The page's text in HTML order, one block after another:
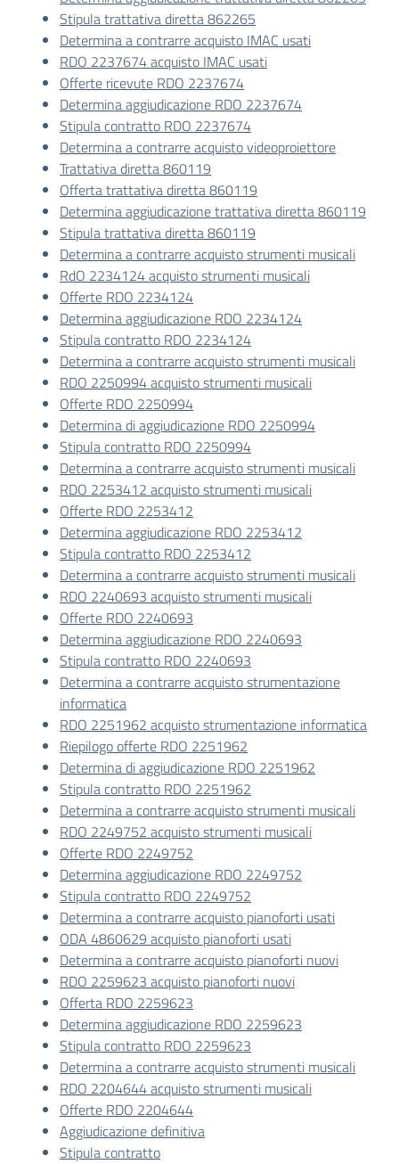
Stipula trattativa diretta 862265
Determina a contrarre acquisto IMAC usati
RDO 2237674 acquisto IMAC usati
Offerte ricevute RDO 2237674
Determina aggiudicazione RDO 2237674
Stipula contratto RDO 2237674
Determina a contrarre acquisto videoproiettore
Trattativa diretta 860119
Offerta trattativa diretta 860119
Determina aggiudicazione trattativa diretta 860119
Stipula trattativa diretta 860119
Determina a contrarre acquisto strumenti musicali
RdO 2234124 acquisto strumenti musicali
Offerte RDO 2234124
Determina aggiudicazione RDO 2234124
Stipula contratto RDO 2234124
Determina a contrarre acquisto strumenti musicali
RDO 2250994 acquisto strumenti musicali
Offerte RDO 2250994
Determina di aggiudicazione RDO 2250994
Stipula contratto RDO 2250994
Determina a contrarre acquisto strumenti musicali
RDO 2253412 acquisto strumenti musicali
Offerte RDO 2253412
Determina aggiudicazione RDO 2253412
Stipula contratto RDO 2253412
Determina a contrarre acquisto strumenti musicali
RDO 2240693 acquisto strumenti musicali
Offerte RDO 2240693
Determina aggiudicazione RDO 2240693
Stipula contratto RDO 2240693
Determina a contrarre acquisto strumentazione
informatica
RDO 2251962 acquisto strumentazione informatica
Riepilogo offerte RDO 2251962
Determina di aggiudicazione RDO 2251962
Stipula contratto RDO 2251962
Determina a contrarre acquisto strumenti musicali
RDO 2249752 acquisto strumenti musicali
Offerte RDO 2249752
Determina aggiudicazione RDO 2249752
Stipula contratto RDO 2249752
Determina a contrarre acquisto pianoforti usati
ODA 4860629 acquisto pianoforti usati
Determina a contrarre acquisto pianoforti nuovi
RDO 2259623 acquisto pianoforti nuovi
Offerta RDO 2259623
Determina aggiudicazione RDO 2259623
Stipula contratto RDO 2259623
Determina a contrarre acquisto strumenti musicali
RDO 2204644 acquisto strumenti musicali
Offerte RDO 2204644
Aggiudicazione definitiva
Stipula contratto